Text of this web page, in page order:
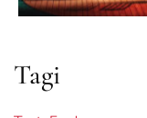
Tagi